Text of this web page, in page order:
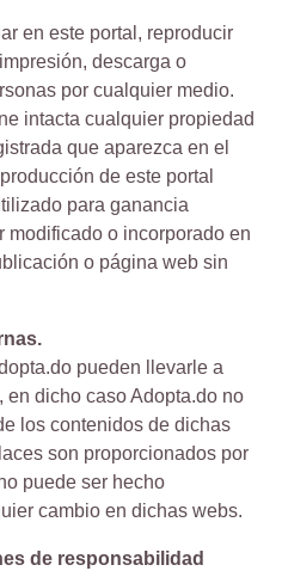
en este portal, reproducir
descarga o
por cualquier medio.
intacta cualquier propiedad
que aparezca en el
de este portal
para ganancia
modificado o incorporado en
o página web sin
pueden llevarle a
en dicho caso Adopta.do no
los contenidos de dichas
son proporcionados por
puede ser hecho
cambio en dichas webs.
de responsabilidad